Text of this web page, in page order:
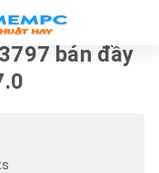
bản đầy